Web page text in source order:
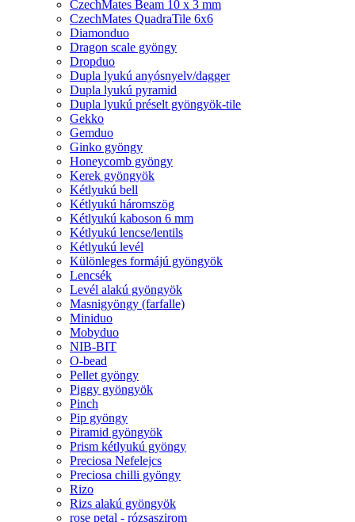
CzechMates Beam 10 x 3 mm
CzechMates QuadraTile 6x6
Diamonduo
Dragon scale gyöngy
Dropduo
Dupla lyukú anyósnyelv/dagger
Dupla lyukú pyramid
Dupla lyukú préselt gyöngyök-tile
Gekko
Gemduo
Ginko gyöngy
Honeycomb gyöngy
Kerek gyöngyök
Kétlyukú bell
Kétlyukú háromszög
Kétlyukú kaboson 6 mm
Kétlyukú lencse/lentils
Kétlyukú levél
Különleges formájú gyöngyök
Lencsék
Levél alakú gyöngyök
Masnigyöngy (farfalle)
Miniduo
Mobyduo
NIB-BIT
O-bead
Pellet gyöngy
Piggy gyöngyök
Pinch
Pip gyöngy
Piramid gyöngyök
Prism kétlyukú gyöngy
Preciosa Nefelejcs
Preciosa chilli gyöngy
Rizo
Rizs alakú gyöngyök
rose petal - rózsaszirom